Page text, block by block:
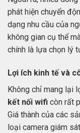
phát hiện chuyển
dạng nhu cầu của
không gian cụ thể
chính là lựa chọn lý
Lợi ích kinh tế và
Không chỉ mang lại
kết nối wifi còn rất
Giá thành của các
loại camera giám